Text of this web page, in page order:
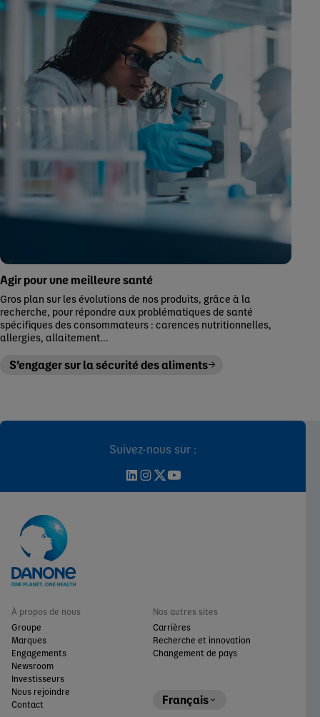
Agir pour une meilleure santé
Gros plan sur les évolutions de nos produits, grâce à la
recherche, pour répondre aux problématiques de santé
spécifiques des consommateurs : carences nutritionnelles,
allergies, allaitement...
S’engager sur la sécurité des aliments
Suivez-nous sur :
À propos de nous
Groupe
Marques
Engagements
Newsroom
Investisseurs
Nous rejoindre
Contact
Nos autres sites
Carrières
Recherche et innovation
Changement de pays
Français